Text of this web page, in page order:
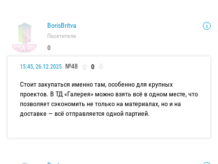
BorisBritva
Посетители
0
15:45, 26.12.2025 №48 0
Стоит закупаться именно там, особенно для крупных
проектов. В ТД «Галерея» можно взять всё в одном месте, что
позволяет сэкономить не только на материалах, но и на
доставке — всё отправляется одной партией.